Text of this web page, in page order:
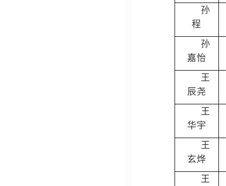
孙
程
孙
嘉怡
王
辰尧
王
华宇
王
玄烨
王